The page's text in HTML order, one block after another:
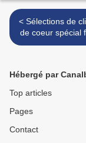
< Sélections de clips coups
de coeur spécial
musique
Hébergé par
Top articles
Pages
Contact